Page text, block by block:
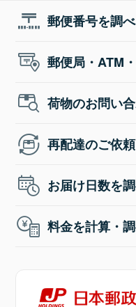
郵便番号を調
郵便局・ATM
荷物のお問い
再配達のご依頼
お届け日数を
料金を計算・